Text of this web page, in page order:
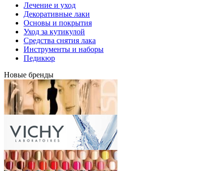
Лечение и уход
Декоративные лаки
Основы и покрытия
Уход за кутикулой
Средства снятия лака
Инструменты и наборы
Педикюр
Новые бренды